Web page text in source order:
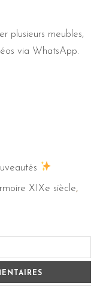
plusieurs meubles,
via WhatsApp.
XIXe siècle,